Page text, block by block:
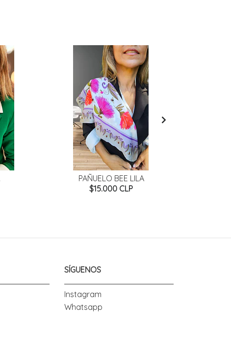
PAÑUELO BEE LILA
$15.000 CLP
SÍGUENOS
Instagram
Whatsapp